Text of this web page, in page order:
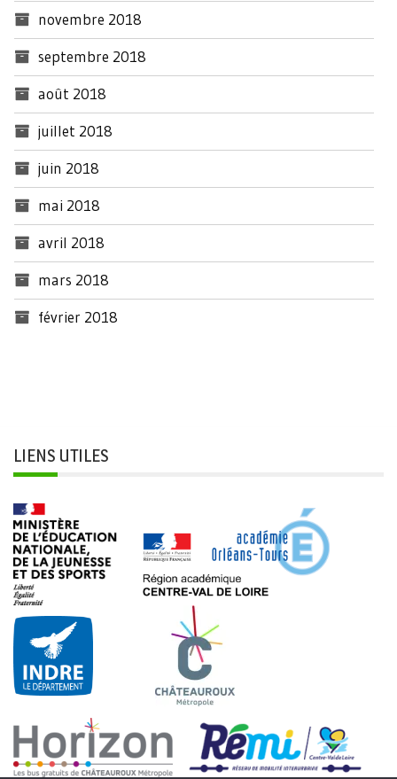
novembre 2018
septembre 2018
août 2018
juillet 2018
juin 2018
mai 2018
avril 2018
mars 2018
février 2018
LIENS UTILES